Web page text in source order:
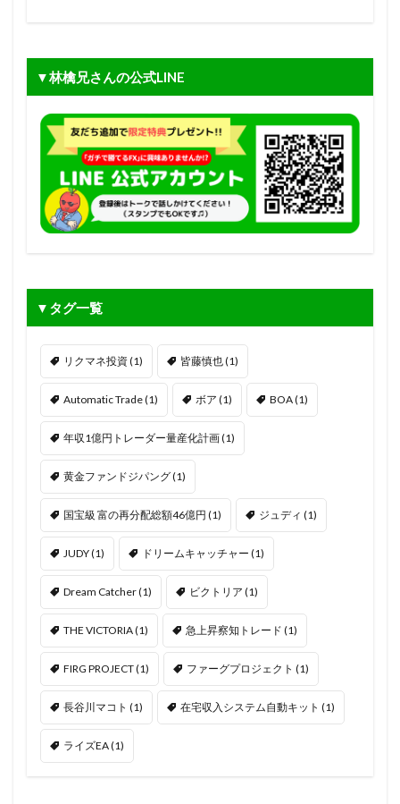
▼林檎兄さんの公式LINE
▼タグ一覧
リクマネ投資(1) 皆藤慎也(1)
Automatic Trade(1) ボア (1) BOA(1)
年収1億円トレーダー量産化計画(1)
黄金ファンドジパング(1)
国宝級 富の再分配総額46億円 (1) ジュディ (1)
JUDY(1) ドリームキャッチャー (1)
Dream Catcher(1) ビクトリア (1)
THE VICTORIA(1) 急上昇察知トレード (1)
FIRG PROJECT(1) ファーグプロジェクト (1)
長谷川マコト (1) 在宅収入システム自動キット (1)
ライズEA(1)